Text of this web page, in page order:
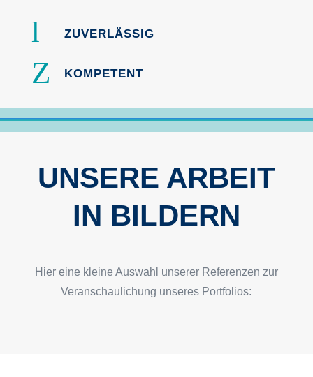
l ZUVERLÄSSIG
Z KOMPETENT
UNSERE ARBEIT
IN BILDERN
Hier eine kleine Auswahl unserer Referenzen zur
Veranschaulichung unseres Portfolios: